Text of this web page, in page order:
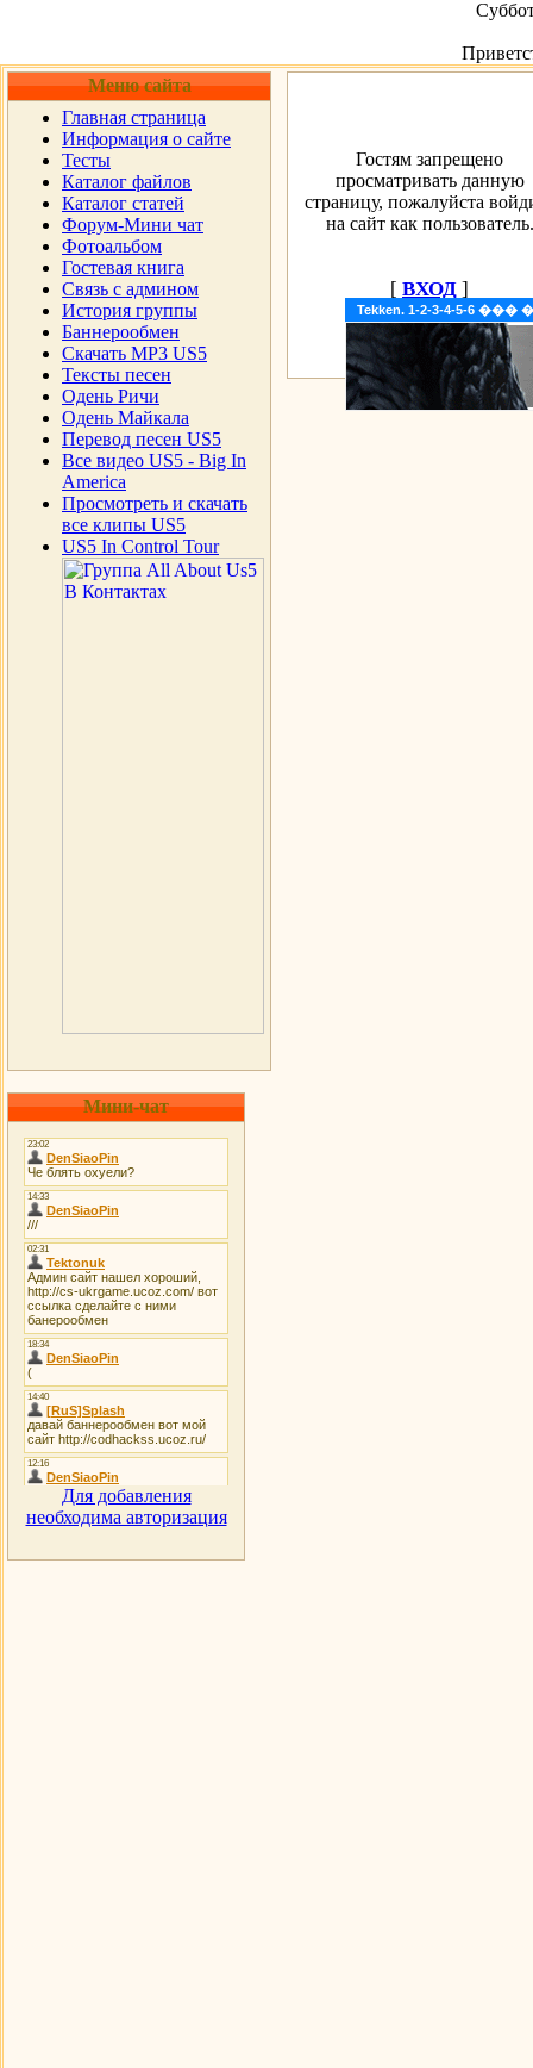
Меню сайта
Главная страница
Информация о сайте
Тесты
Каталог файлов
Каталог статей
Форум-Мини чат
Фотоальбом
Гостевая книга
Cвязь с админом
История группы
Баннерообмен
Скачать MP3 US5
Тексты песен
Одень Ричи
Одень Майкала
Перевод песен US5
Все видео US5 - Big In
America
Просмотреть и скачать
все клипы US5
US5 In Control Tour
Tekken. 1-2-3-4-5-6
Мини-чат
Для добавления
необходима авторизация
Гостям запрещено
просматривать данную
страницу, пожалуйста
на сайт как пользователь.
[ ВХОД ]